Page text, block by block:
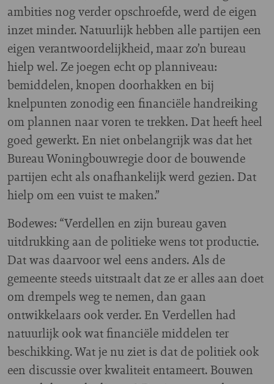
ambities nog verder opschroefde, werd de eigen
inzet minder. Natuurlijk hebben alle partijen een
eigen verantwoordelijkheid, maar zo’n bureau
hielp wel. Ze joegen echt op planniveau:
bemiddelen, knopen doorhakken en bij
knelpunten zonodig een financiële handreiking
om plannen naar voren te trekken. Dat heeft heel
goed gewerkt. En niet onbelangrijk was dat het
Bureau Woningbouwregie door de bouwende
partijen echt als onafhankelijk werd gezien. Dat
hielp om een vuist te maken.”
Bodewes: “Verdellen en zijn bureau gaven
uitdrukking aan de politieke wens tot productie.
Dat was daarvoor wel eens anders. Als de
gemeente steeds uitstraalt dat ze er alles aan doet
om drempels weg te nemen, dan gaan
ontwikkelaars ook verder. En Verdellen had
natuurlijk ook wat financiële middelen ter
beschikking. Wat je nu ziet is dat de politiek ook
een discussie over kwaliteit entameert. Bouwen